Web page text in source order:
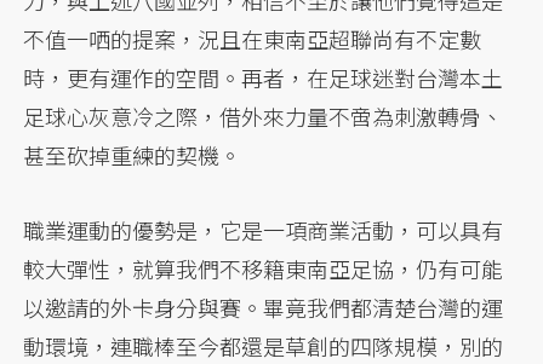
不值一哂的提案，況且在東南亞超聯尚有不定數
時，更有運作的空間。再者，在足球迷對台灣本土
足球心灰意冷之際，借外來力量不啻為刺激轉骨、
甚至砍掉重練的契機。
職業運動的優勢是，它是一項商業活動，可以具有
較大彈性，就算我們不移籍東南亞足協，仍有可能
以邀請的外卡身分與賽。畢竟我們都清楚台灣的運
動環境，連職棒至今都還是草創的四隊規模，別的